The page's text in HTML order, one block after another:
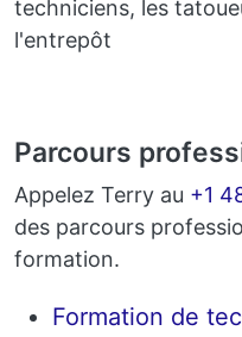
techniciens, les
l'entrepôt
Parcours
Appelez Terry au +1
des parcours
formation.
Formation de